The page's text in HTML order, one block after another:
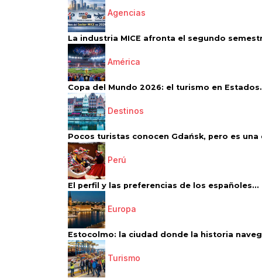
Agencias
La industria MICE afronta el segundo
América
Copa del Mundo 2026: el turismo en
Destinos
Pocos turistas conocen Gdańsk, pero es una
Perú
El perfil y las preferencias de los españoles...
Europa
Estocolmo: la ciudad donde la historia
Turismo